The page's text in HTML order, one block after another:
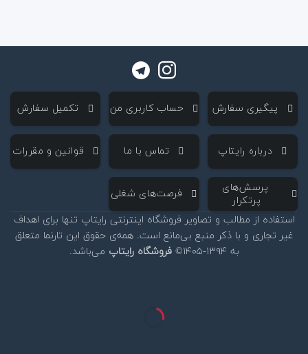
‌ پیگیری سفارش ‌ حساب کاربری من ‌ تکمیل سفارش
‌ درباره رایتاپ ‌ تماس با ما ‌ قوانین و مقررات
‌ پرسش‌های
پرتکرار
‌ فرصت‌های شغلی
استفاده از مطالب و تصاویر فروشگاه اینترنتی رایتاپ تنها برای اهداف
غیر تجاری و با ذکر منبع بی‌مانع است. همه‌ی حقوق این تارنما متعلق
به ۱۳۹۴-۱۴۰۵©
فروشگاه رایتاپ می‌باشد.